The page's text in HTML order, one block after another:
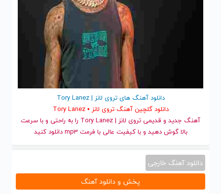
دانلود آهنگ های تروی لانز | Tory Lanez
دانلود گلچین آهنگ تروی لانز • Tory Lanez
آهنگ جدید
و قدیمی تروی لانز | Tory Lanez را به راحتی و با سرعت
بالا گوش دهید و با کیفیت عالی با فرمت mp3 دانلود کنید
دانلود آهنگ خارجی
پخش و دانلود آهنگ